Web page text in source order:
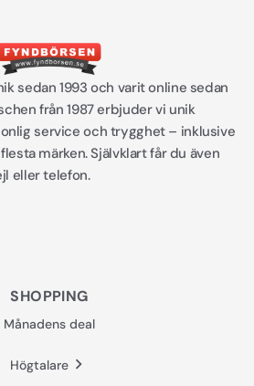
sedan 1993 och varit online sedan
från 1987 erbjuder vi unik
service och trygghet – inklusive
märken. Självklart får du även
eller telefon.
SHOPPING
Månadens deal
Högtalare